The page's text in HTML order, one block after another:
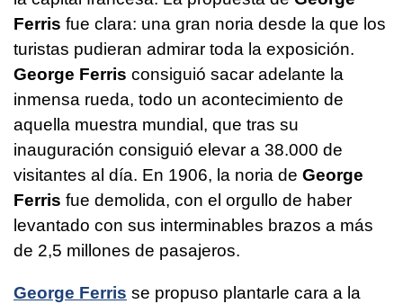
Ferris fue clara: una gran noria desde la que los
turistas pudieran admirar toda la exposición.
George Ferris consiguió sacar adelante la
inmensa rueda, todo un acontecimiento de
aquella muestra mundial, que tras su
inauguración consiguió elevar a 38.000 de
visitantes al día. En 1906, la noria de George
Ferris fue demolida, con el orgullo de haber
levantado con sus interminables brazos a más
de 2,5 millones de pasajeros.
George Ferris se propuso plantarle cara a la